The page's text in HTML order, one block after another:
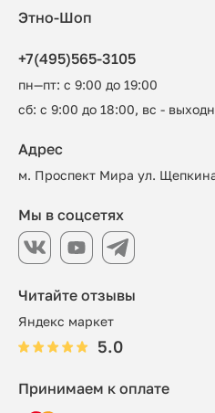
Этно-Шоп
+7(495)565-3105
пн—пт: с 9:00 до 19:00
сб: с 9:00 до 18:00, вс -
Читайте отзывы
Яндекс маркет
5.0
Адрес
м. Проспект Мира ул.
Принимаем к оплате
Мы в соцсетях